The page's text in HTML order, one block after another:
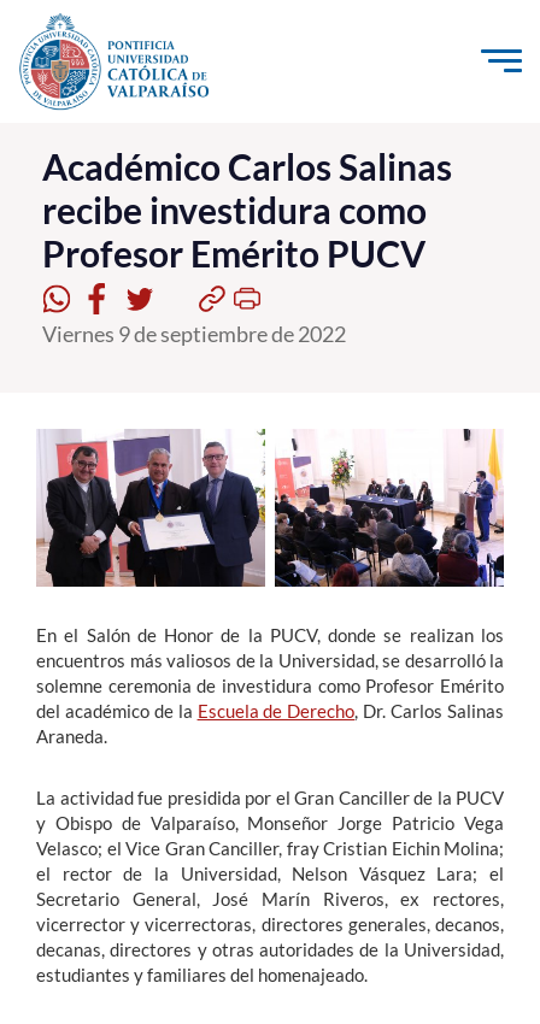
Click acá para ir directamente al contenido
La Universidad
Investigación, Creación e Innovación
PUCV Internacional
Vinculación con el Medio
Pregrado
Postgrado
Formación Continua
Académicos
Funcionarios
Alumni
English
Académico Carlos Salinas
recibe investidura como
Profesor Emérito PUCV
Viernes 9 de septiembre de 2022
En el Salón de Honor de la PUCV, donde se realizan los
encuentros más valiosos de la Universidad, se desarrolló la
solemne ceremonia de investidura como Profesor Emérito
del académico de la Escuela de Derecho, Dr. Carlos Salinas
Araneda.
La actividad fue presidida por el Gran Canciller de la PUCV
y Obispo de Valparaíso, Monseñor Jorge Patricio Vega
Velasco; el Vice Gran Canciller, fray Cristian Eichin Molina;
el rector de la Universidad, Nelson Vásquez Lara; el
Secretario General, José Marín Riveros, ex rectores,
vicerrector y vicerrectoras, directores generales, decanos,
decanas, directores y otras autoridades de la Universidad,
estudiantes y familiares del homenajeado.